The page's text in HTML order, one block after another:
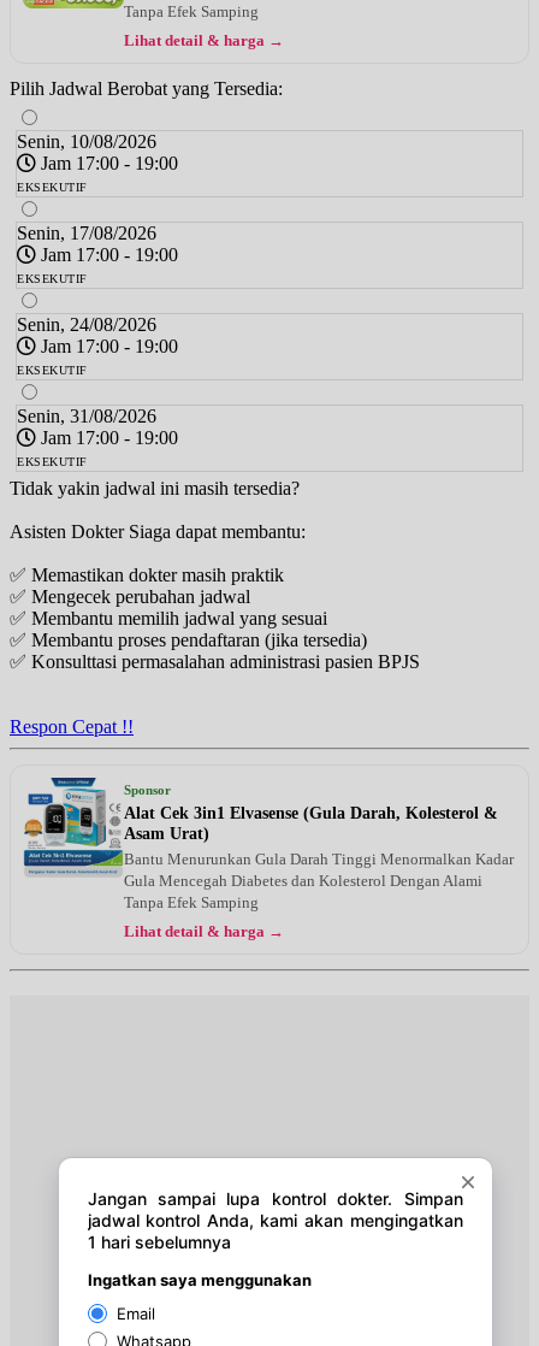
Tanpa Efek Samping
Lihat detail & harga →
Pilih Jadwal Berobat yang Tersedia:
Senin, 10/08/2026
Jam 17:00 - 19:00
EKSEKUTIF
Senin, 17/08/2026
Jam 17:00 - 19:00
EKSEKUTIF
Senin, 24/08/2026
Jam 17:00 - 19:00
EKSEKUTIF
Senin, 31/08/2026
Jam 17:00 - 19:00
EKSEKUTIF
Tidak yakin jadwal ini masih tersedia?
Asisten Dokter Siaga dapat membantu:
✅ Memastikan dokter masih praktik
✅ Mengecek perubahan jadwal
✅ Membantu memilih jadwal yang sesuai
✅ Membantu proses pendaftaran (jika tersedia)
✅ Konsulttasi permasalahan administrasi pasien BPJS
Respon Cepat !!
Sponsor
Alat Cek 3in1 Elvasense (Gula Darah, Kolesterol &
Asam Urat)
Bantu Menurunkan Gula Darah Tinggi Menormalkan Kadar
Gula Mencegah Diabetes dan Kolesterol Dengan Alami
Tanpa Efek Samping
Lihat detail & harga →